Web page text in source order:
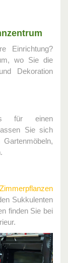
Einrichtung?
wo Sie die
Dekoration
für einen
Sie sich
Zimmerpflanzen
Sukkulenten
finden Sie bei